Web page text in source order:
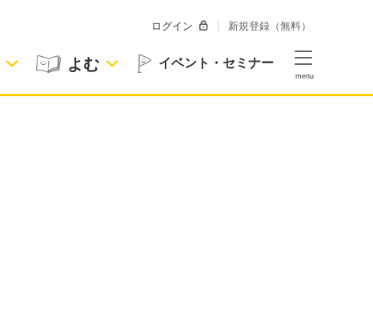
よむ イベント・セミナー
ログイン 新規登録（無料）